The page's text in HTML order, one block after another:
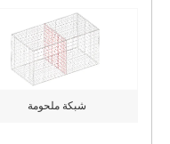
شبكة ملحومة